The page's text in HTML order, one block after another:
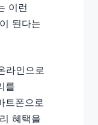
이런
된다는
라인으로
를
트폰으로
혜택을